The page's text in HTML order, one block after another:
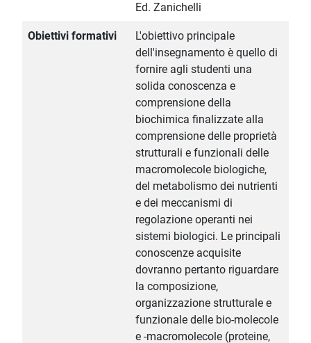
Ed. Zanichelli
Obiettivi formativi
L'obiettivo principale
dell'insegnamento è quello di
fornire agli studenti una
solida conoscenza e
comprensione della
biochimica finalizzate alla
comprensione delle proprietà
strutturali e funzionali delle
macromolecole biologiche,
del metabolismo dei nutrienti
e dei meccanismi di
regolazione operanti nei
sistemi biologici. Le principali
conoscenze acquisite
dovranno pertanto riguardare
la composizione,
organizzazione strutturale e
funzionale delle bio-molecole
e -macromolecole (proteine,